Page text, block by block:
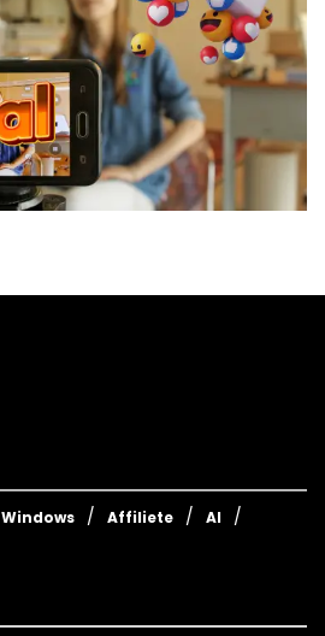
Windows Affiliete
AI